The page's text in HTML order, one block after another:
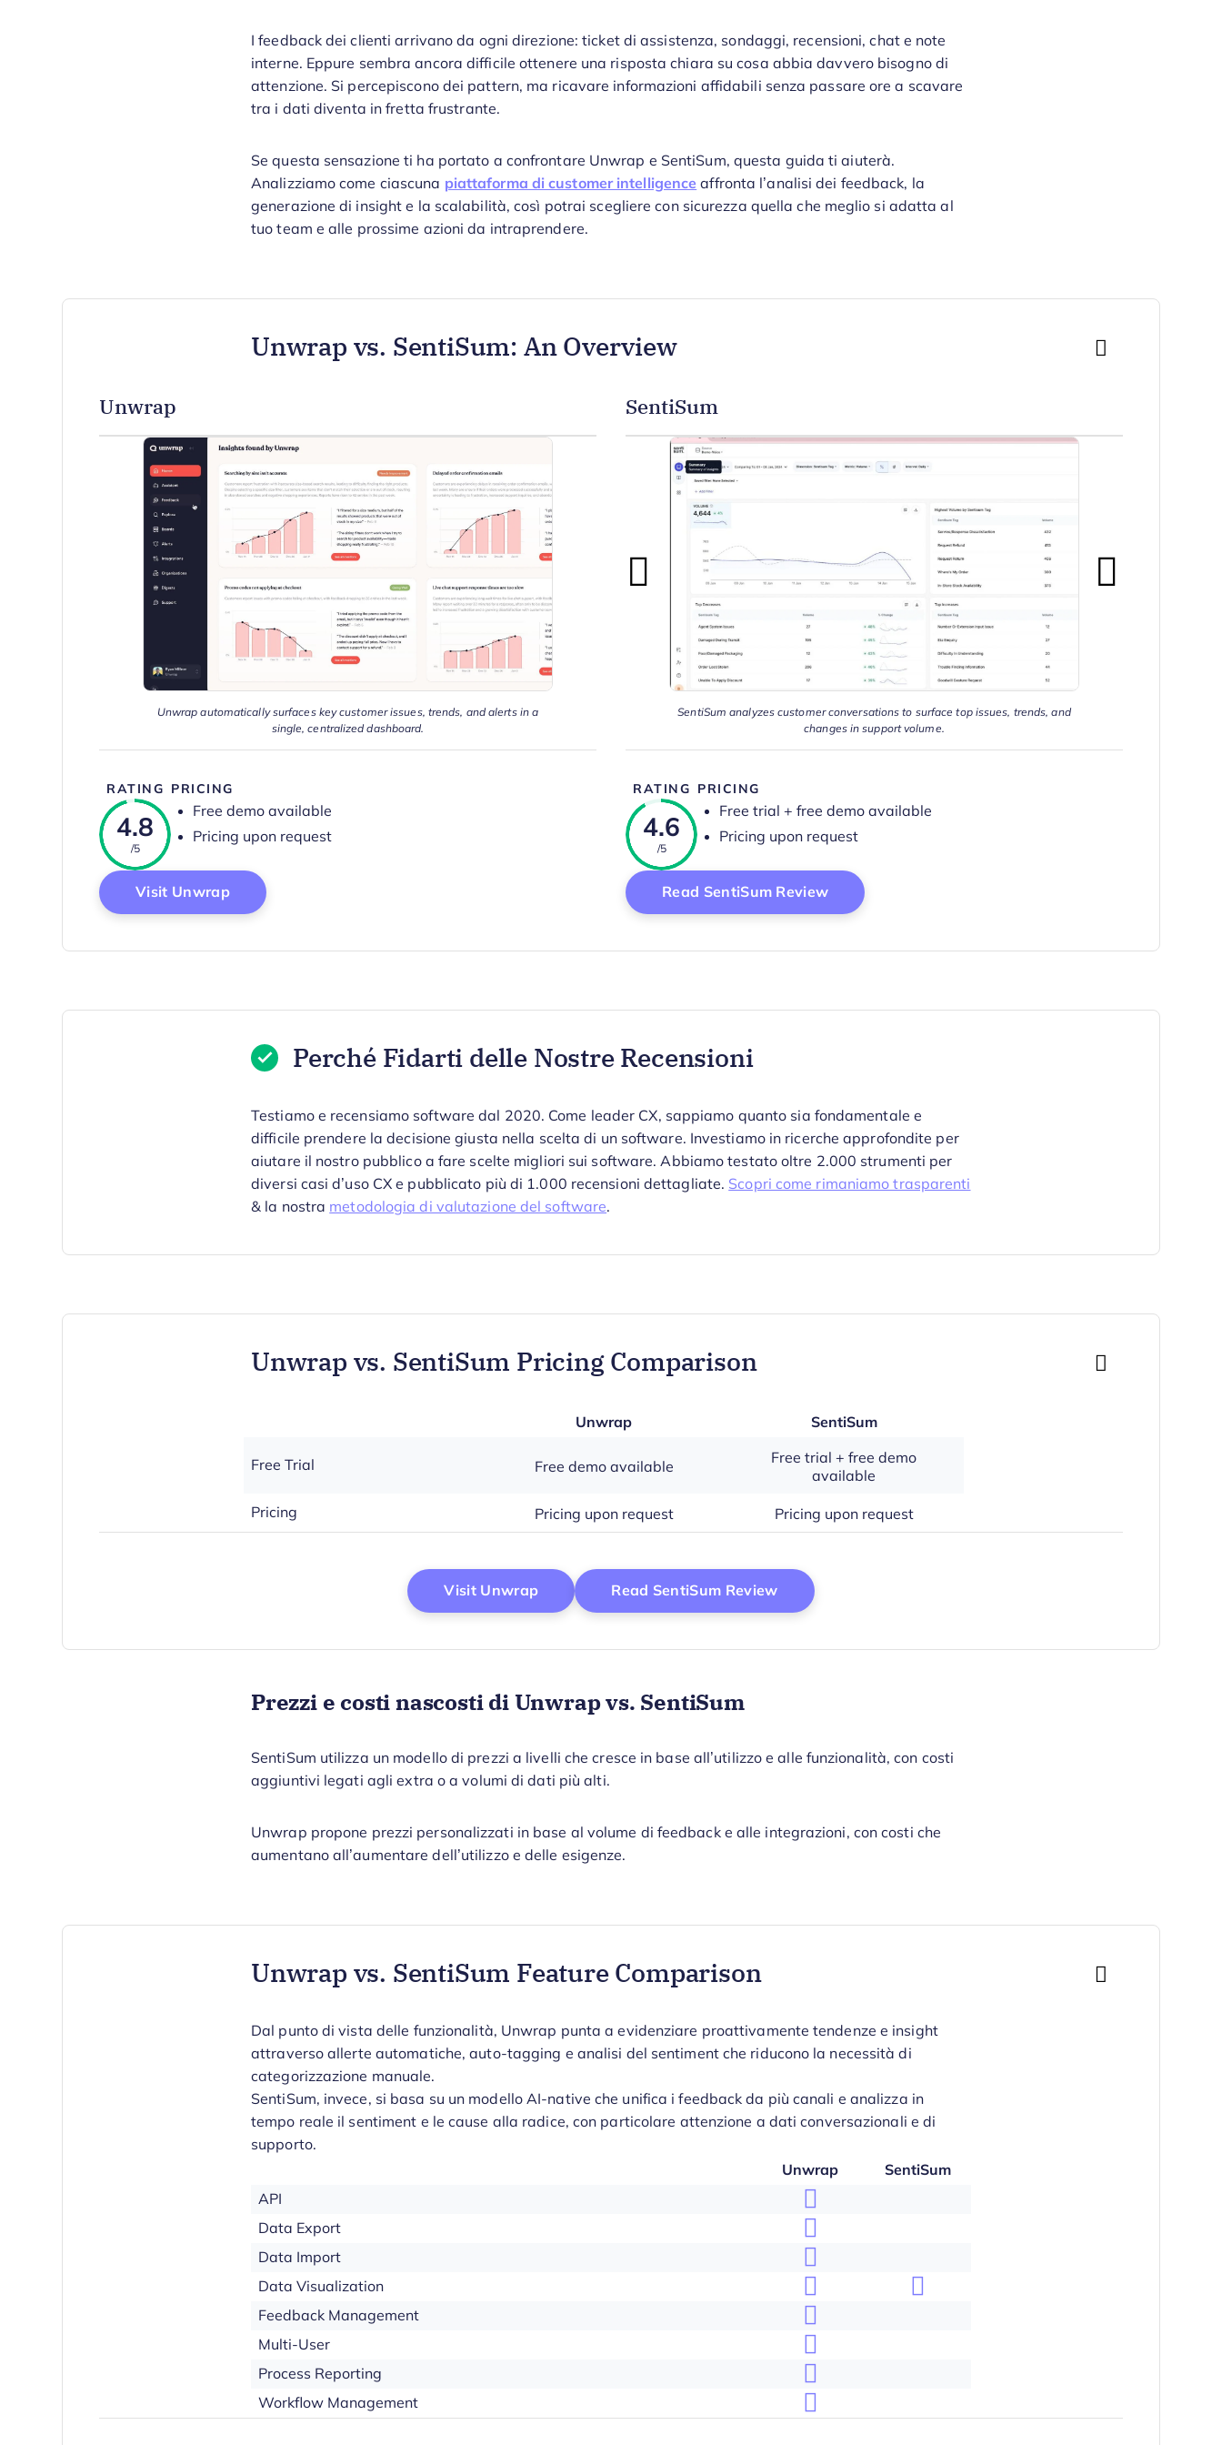
I feedback dei clienti arrivano da ogni direzione: ticket di assistenza, sondaggi, recensioni, chat e note
interne. Eppure sembra ancora difficile ottenere una risposta chiara su cosa abbia davvero bisogno di
attenzione. Si percepiscono dei pattern, ma ricavare informazioni affidabili senza passare ore a scavare
tra i dati diventa in fretta frustrante.
Se questa sensazione ti ha portato a confrontare Unwrap e SentiSum, questa guida ti aiuterà.
Analizziamo come ciascuna piattaforma di customer intelligence affronta l’analisi dei feedback, la
generazione di insight e la scalabilità, così potrai scegliere con sicurezza quella che meglio si adatta al
tuo team e alle prossime azioni da intraprendere.
Unwrap vs. SentiSum: An Overview
Unwrap
Unwrap automatically surfaces key customer issues, trends, and alerts in a
single, centralized dashboard.
RATING
4.8
/5
PRICING
Free demo available
Pricing upon request
Visit UnwrapOpens New Window
SentiSum
SentiSum analyzes customer conversations to surface top issues, trends, and
changes in support volume.
RATING
4.6
/5
PRICING
Free trial + free demo available
Pricing upon request
Read SentiSum ReviewOpens New Window
Perché Fidarti delle Nostre Recensioni
Testiamo e recensiamo software dal 2020. Come leader CX, sappiamo quanto sia fondamentale e
difficile prendere la decisione giusta nella scelta di un software. Investiamo in ricerche approfondite per
aiutare il nostro pubblico a fare scelte migliori sui software. Abbiamo testato oltre 2.000 strumenti per
diversi casi d’uso CX e pubblicato più di 1.000 recensioni dettagliate. Scopri come rimaniamo trasparenti
& la nostra metodologia di valutazione del software.
Unwrap vs. SentiSum Pricing Comparison
Unwrap SentiSum
Free Trial Free demo available
Free trial + free demo
available
Pricing Pricing upon request Pricing upon request
Visit UnwrapOpens New WindowRead SentiSum ReviewOpens New Window
Prezzi e costi nascosti di Unwrap vs. SentiSum
SentiSum utilizza un modello di prezzi a livelli che cresce in base all’utilizzo e alle funzionalità, con costi
aggiuntivi legati agli extra o a volumi di dati più alti.
Unwrap propone prezzi personalizzati in base al volume di feedback e alle integrazioni, con costi che
aumentano all’aumentare dell’utilizzo e delle esigenze.
Unwrap vs. SentiSum Feature Comparison
Dal punto di vista delle funzionalità, Unwrap punta a evidenziare proattivamente tendenze e insight
attraverso allerte automatiche, auto-tagging e analisi del sentiment che riducono la necessità di
categorizzazione manuale.
SentiSum, invece, si basa su un modello AI-native che unifica i feedback da più canali e analizza in
tempo reale il sentiment e le cause alla radice, con particolare attenzione a dati conversazionali e di
supporto.
Unwrap
SentiSum
API
Data Export
Data Import
Data Visualization
Feedback Management
Multi-User
Process Reporting
Workflow Management